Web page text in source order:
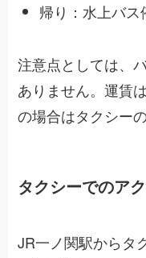
帰り：水上バ
注意点としては、
ありません。運賃
の場合はタクシー
タクシーでのア
JR一ノ関駅からタ